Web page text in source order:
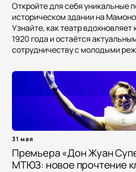
Откройте для себя уникальные
историческом здании на
Узнайте, как театр
1920 года и остаётся
сотрудничеству с молодыми
31 мая
Премьера «Дон Жуан
МТЮЗ: новое прочтение